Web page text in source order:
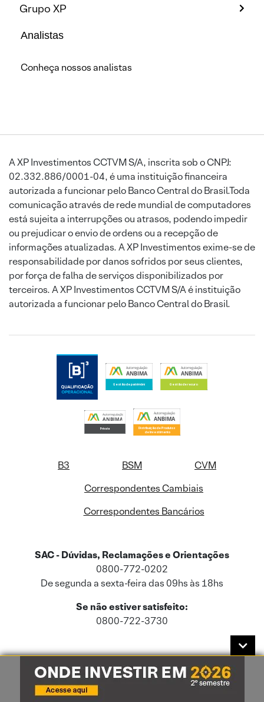
Grupo XP
Analistas
Conheça nossos analistas
A XP Investimentos CCTVM S/A, inscrita sob o CNPJ:
02.332.886/0001-04, é uma instituição financeira
autorizada a funcionar pelo Banco Central do Brasil.Toda
comunicação através de rede mundial de computadores
está sujeita a interrupções ou atrasos, podendo impedir
ou prejudicar o envio de ordens ou a recepção de
informações atualizadas. A XP Investimentos exime-se de
responsabilidade por danos sofridos por seus clientes,
por força de falha de serviços disponibilizados por
terceiros. A XP Investimentos CCTVM S/A é instituição
autorizada a funcionar pelo Banco Central do Brasil.
B3 BSM
CVM
Correspondentes Cambiais
Correspondentes Bancários
SAC - Dúvidas, Reclamações e Orientações
0800-772-0202
De segunda a sexta-feira das 09hs às 18hs
Se não estiver satisfeito:
0800-722-3730
Este site usa cookies e dados pessoais de acordo com a nossaPolítica de
Cookies
e a nossaPolítica de Privacidade.